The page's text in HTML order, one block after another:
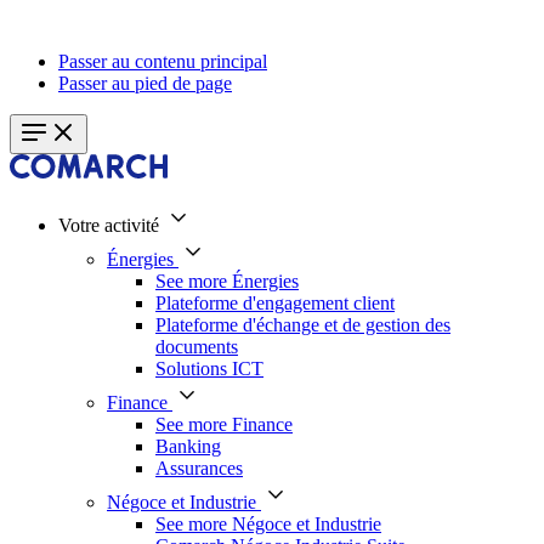
Passer au contenu principal
Passer au pied de page
Votre activité
Énergies
See more Énergies
Plateforme d'engagement client
Plateforme d'échange et de gestion des
documents
Solutions ICT
Finance
See more Finance
Banking
Assurances
Négoce et Industrie
See more Négoce et Industrie